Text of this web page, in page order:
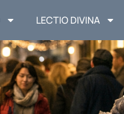
LECTIO DIVINA